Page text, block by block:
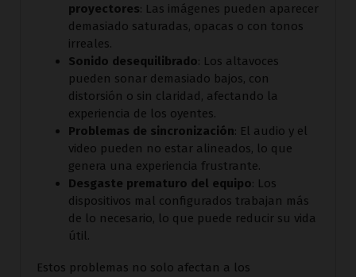
proyectores: Las imágenes pueden aparecer
demasiado saturadas, opacas o con tonos
irreales.
Sonido desequilibrado: Los altavoces
pueden sonar demasiado bajos, con
distorsión o sin claridad, afectando la
experiencia de los oyentes.
Problemas de sincronización: El audio y el
video pueden no estar alineados, lo que
genera una experiencia frustrante.
Desgaste prematuro del equipo: Los
dispositivos mal configurados trabajan más
de lo necesario, lo que puede reducir su vida
útil.
Estos problemas no solo afectan a los